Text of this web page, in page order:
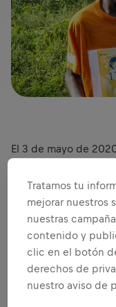
El 3 de mayo de
mundo se unieron
de médula espinal.
utilizando la App.
comunidad con un
creativas y
Veamos algunos de
Tratamos tu
mejorar nuestros
nuestras
contenido y
clic en el botón
derechos de
nuestro aviso de